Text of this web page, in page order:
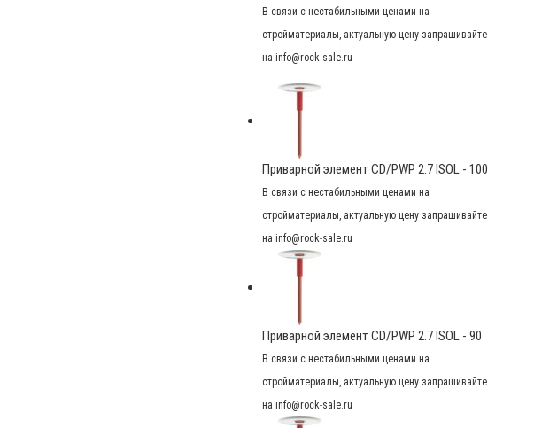
В связи с нестабильными ценами на
стройматериалы, актуальную цену запрашивайте
на info@rock-sale.ru
Приварной элемент CD/PWP 2.7 ISOL - 100
В связи с нестабильными ценами на
стройматериалы, актуальную цену запрашивайте
на info@rock-sale.ru
Приварной элемент CD/PWP 2.7 ISOL - 90
В связи с нестабильными ценами на
стройматериалы, актуальную цену запрашивайте
на info@rock-sale.ru